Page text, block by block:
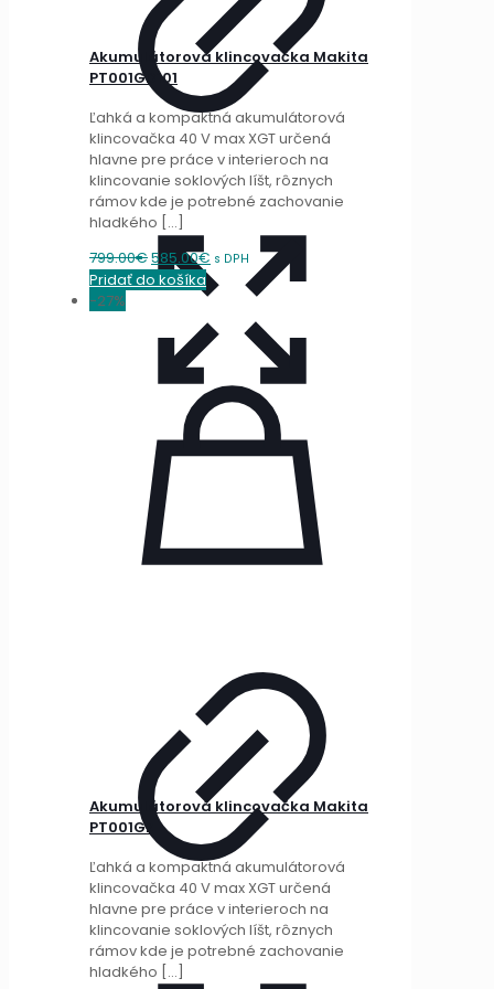
Akumulátorová klincovačka Makita
PT001GD101
Ľahká a kompaktná akumulátorová
klincovačka 40 V max XGT určená
hlavne pre práce v interieroch na
klincovanie soklových líšt, rôznych
rámov kde je potrebné zachovanie
hladkého […]
799.00€Original
price
799.00€.
585.00€ Current
price
is:
585.00€.
s DPH
Pridať do košíka
-27%
Akumulátorová klincovačka Makita
PT001GZ
Ľahká a kompaktná akumulátorová
klincovačka 40 V max XGT určená
hlavne pre práce v interieroch na
klincovanie soklových líšt, rôznych
rámov kde je potrebné zachovanie
hladkého […]